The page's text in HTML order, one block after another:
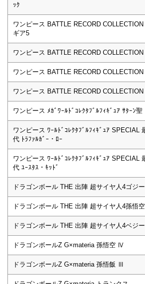
ｯｸ
ワンピース BATTLE RECORD COLLECTION
ギア5
ワンピース BATTLE RECORD
ワンピース BATTLE RECORD COLLECTION
ワンピース BATTLE RECORD COLLECTION
ワンピース ﾒｶﾞﾜｰﾙﾄﾞｺﾚｸﾀﾌﾞﾙﾌｨｷﾞｭｱ ｻﾀｰﾝ聖
ワンピース ﾜｰﾙﾄﾞｺﾚｸﾀﾌﾞﾙﾌｨｷﾞｭｱ SPECIAL
代 ﾄﾗﾌｧﾙｶﾞｰ・ﾛｰ
ワンピース ﾜｰﾙﾄﾞｺﾚｸﾀﾌﾞﾙﾌｨｷﾞｭｱ SPECIAL
代 ﾕｰｽﾀｽ・ｷｯﾄﾞ
ドラゴンボール THE 出陣 超サイヤ人4ゴジ
ドラゴンボール THE 出陣 超サイヤ人4孫悟空
ドラゴンボール THE 出陣 超サイヤ人4ベジ
ドラゴンボールZ G×materia 孫悟空 Ⅳ
ドラゴンボールZ G×materia 孫悟飯 Ⅲ